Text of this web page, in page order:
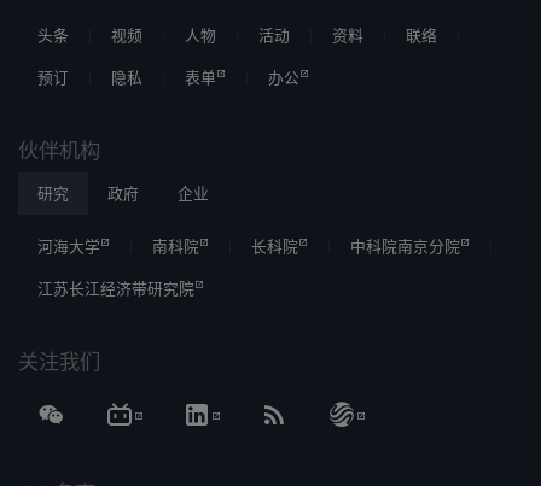
头条 视频 人物 活动 资料 联络
预订 隐私 表单 办公
伙伴机构
研究 政府 企业
河海大学 南科院 长科院 中科院南京分院
江苏长江经济带研究院
关注我们